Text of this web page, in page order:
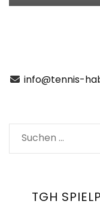
info@tennis-
Suchen
nach:
TGH